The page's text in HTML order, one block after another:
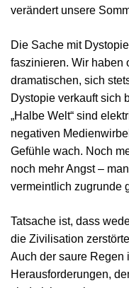
verändert unsere
Die Sache mit
faszinieren. Wir haben
dramatischen, sich
Dystopie verkauft sich
„Halbe Welt“ sind
negativen
Gefühle wach. Noch
noch mehr Angst –
vermeintlich zugrunde
Tatsache ist, dass
die Zivilisation
Auch der saure Regen
Herausforderungen,